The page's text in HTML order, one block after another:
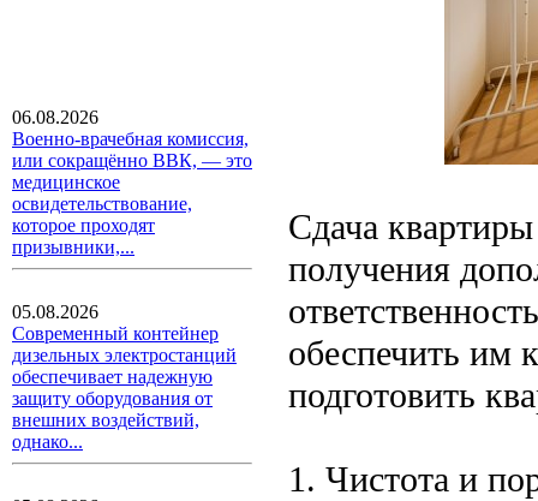
06.08.2026
Военно-врачебная комиссия,
или сокращённо ВВК, — это
медицинское
освидетельствование,
которое проходят
призывники,...
05.08.2026
Современный контейнер
дизельных электростанций
обеспечивает надежную
защиту оборудования от
внешних воздействий,
однако...
Сдача
получения
обеспечить им
подготовить
1. Чистота и